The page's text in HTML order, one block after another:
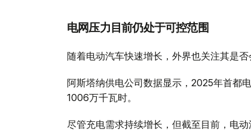
电网压力目前仍处于可控范围
随着电动汽车快速增长，外界也关注其是否
阿斯塔纳供电公司数据显示，2025年首都
1006万千瓦时。
尽管充电需求持续增长，但截至目前，电